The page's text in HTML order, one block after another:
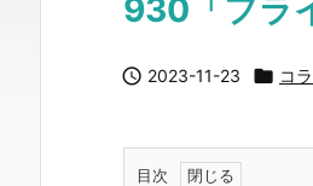
930「フラ
 2023-11-23  コ
目次